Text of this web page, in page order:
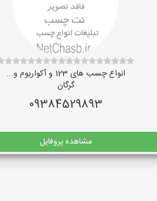
انواع چسب های 123 و آکواریوم و...
گرگان
09384529893
مشاهده پروفایل